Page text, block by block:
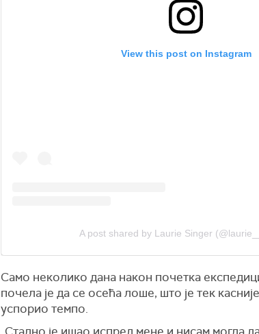
View this post on Instagram
A post shared by Laurie Singer
Само неколико дана након почетка
почела је да се осећа лоше, што је тек
успорио темпо.